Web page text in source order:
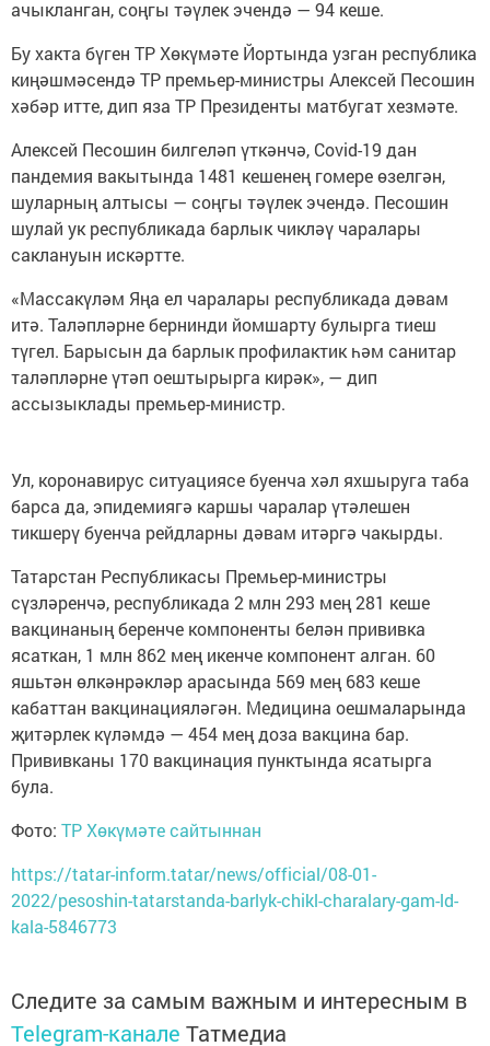
ачыкланган, соңгы тәүлек эчендә — 94 кеше.
Бу хакта бүген ТР Хөкүмәте Йортында узган республика
киңәшмәсендә ТР премьер-министры Алексей Песошин
хәбәр итте, дип яза ТР Президенты матбугат хезмәте.
Алексей Песошин билгеләп үткәнчә, Covid-19 дан
пандемия вакытында 1481 кешенең гомере өзелгән,
шуларның алтысы — соңгы тәүлек эчендә. Песошин
шулай ук республикада барлык чикләү чаралары
саклануын искәртте.
«Массакүләм Яңа ел чаралары республикада дәвам
итә. Таләпләрне бернинди йомшарту булырга тиеш
түгел. Барысын да барлык профилактик һәм санитар
таләпләрне үтәп оештырырга кирәк», — дип
ассызыклады премьер-министр.
Ул, коронавирус ситуациясе буенча хәл яхшыруга таба
барса да, эпидемиягә каршы чаралар үтәлешен
тикшерү буенча рейдларны дәвам итәргә чакырды.
Татарстан Республикасы Премьер-министры
сүзләренчә, республикада 2 млн 293 мең 281 кеше
вакцинаның беренче компоненты белән прививка
ясаткан, 1 млн 862 мең икенче компонент алган. 60
яшьтән өлкәнрәкләр арасында 569 мең 683 кеше
кабаттан вакцинацияләгән. Медицина оешмаларында
җитәрлек күләмдә — 454 мең доза вакцина бар.
Прививканы 170 вакцинация пунктында ясатырга
була.
Фото: ТР Хөкүмәте сайтыннан
https://tatar-inform.tatar/news/official/08-01-
2022/pesoshin-tatarstanda-barlyk-chikl-charalary-gam-ld-
kala-5846773
Следите за самым важным и интересным в
Telegram-канале Татмедиа